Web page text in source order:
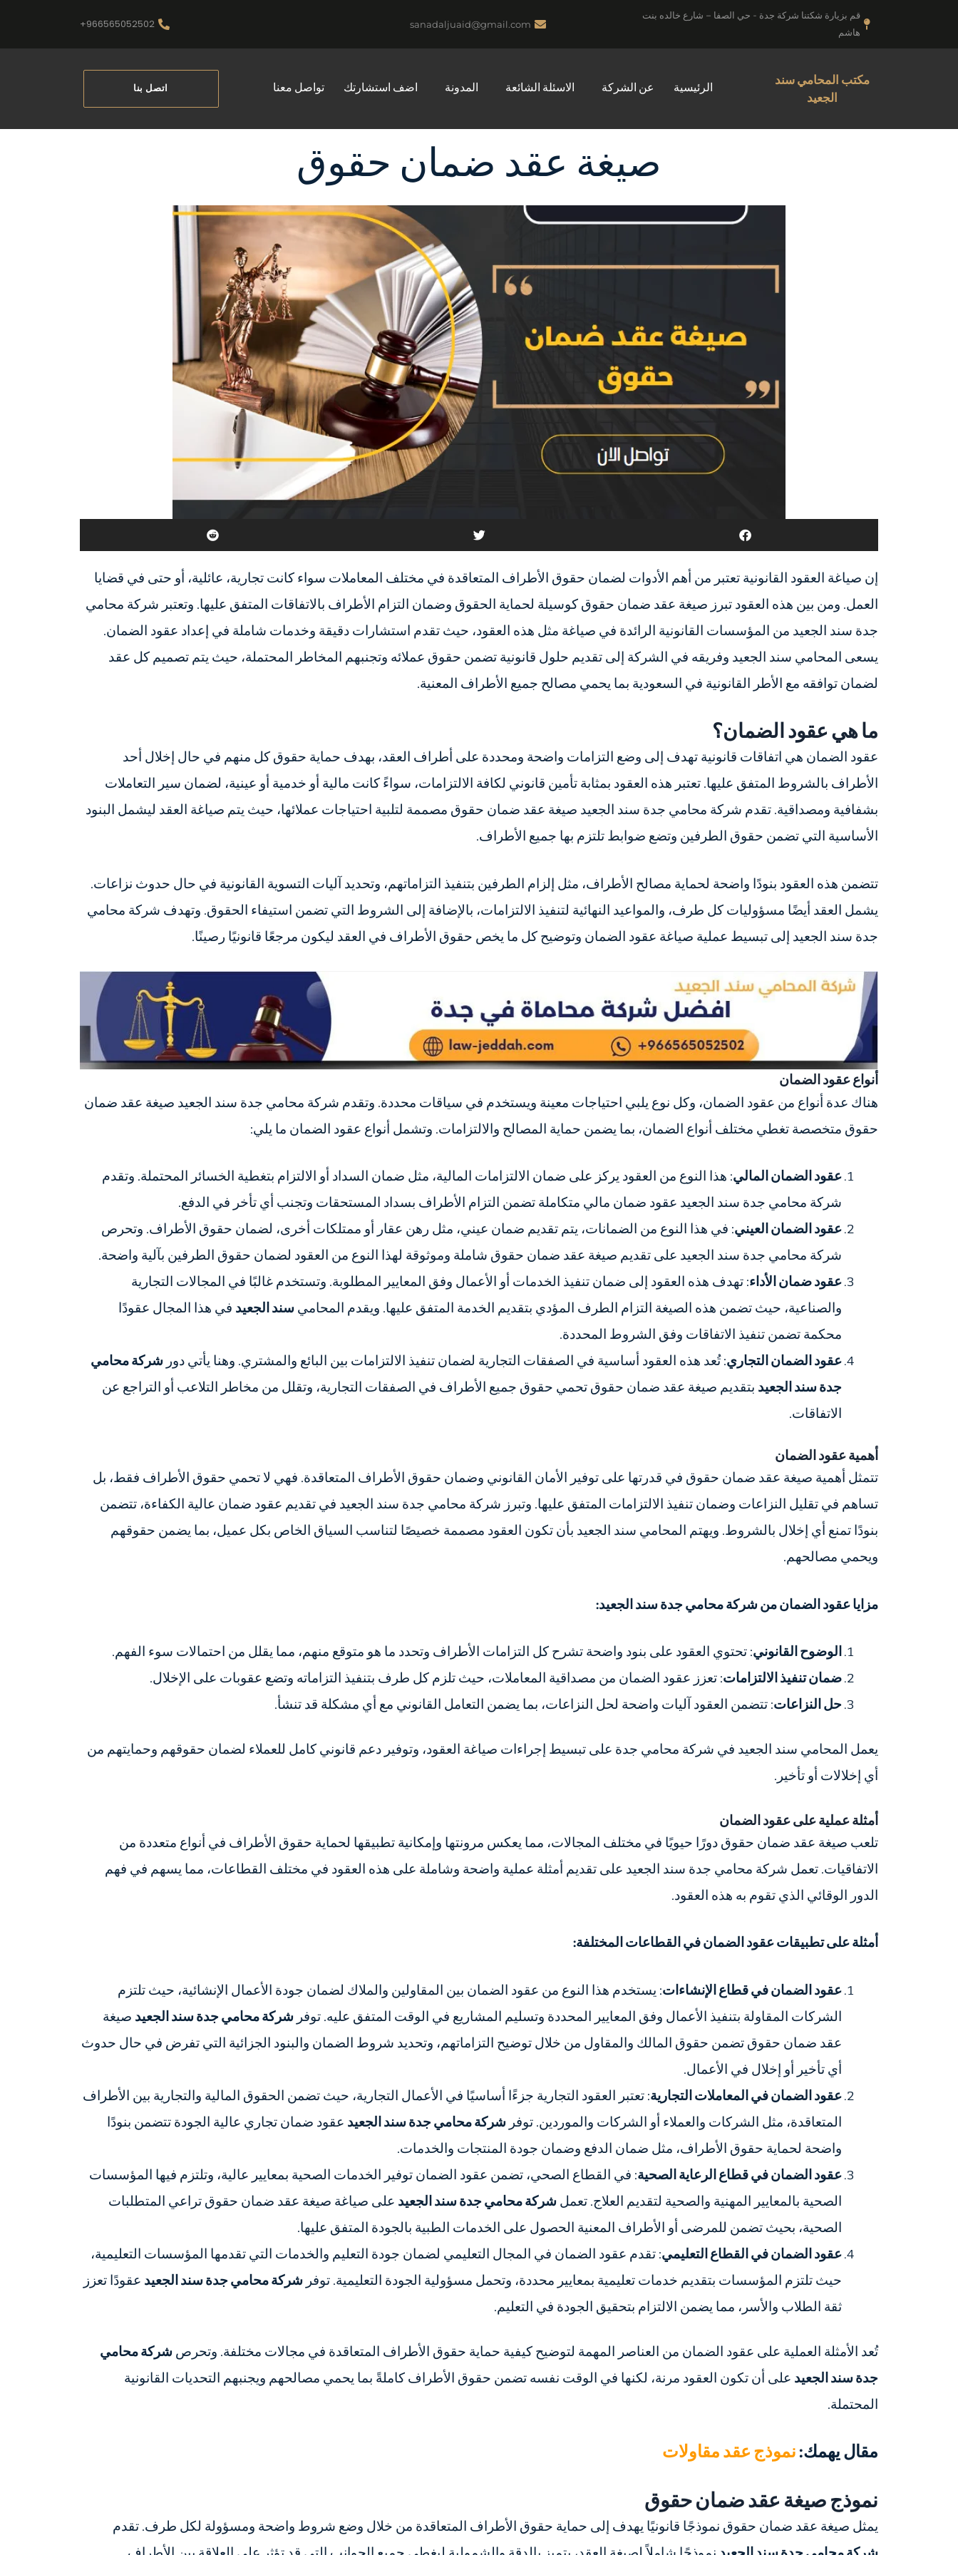
قم بزيارة شكتنا شركة جدة - حي الصفا – شارع خالده بنت
هاشم
sanadaljuaid@gmail.com
966565052502+
مكتب المحامي سند
الجعيد
الرئيسية عن الشركة الاسئلة الشائعة المدونة اضف استشارتك تواصل معنا اتصل بنا
صيغة عقد ضمان حقوق
إن صياغة العقود القانونية تعتبر من أهم الأدوات لضمان حقوق الأطراف المتعاقدة في مختلف المعاملات سواء كانت تجارية، عائلية، أو حتى في قضايا
العمل. ومن بين هذه العقود تبرز صيغة عقد ضمان حقوق كوسيلة لحماية الحقوق وضمان التزام الأطراف بالاتفاقات المتفق عليها. وتعتبر شركة محامي
جدة سند الجعيد من المؤسسات القانونية الرائدة في صياغة مثل هذه العقود، حيث تقدم استشارات دقيقة وخدمات شاملة في إعداد عقود الضمان.
يسعى المحامي سند الجعيد وفريقه في الشركة إلى تقديم حلول قانونية تضمن حقوق عملائه وتجنبهم المخاطر المحتملة، حيث يتم تصميم كل عقد
لضمان توافقه مع الأطر القانونية في السعودية بما يحمي مصالح جميع الأطراف المعنية.
ما هي عقود الضمان؟
عقود الضمان هي اتفاقات قانونية تهدف إلى وضع التزامات واضحة ومحددة على أطراف العقد، بهدف حماية حقوق كل منهم في حال إخلال أحد
الأطراف بالشروط المتفق عليها. تعتبر هذه العقود بمثابة تأمين قانوني لكافة الالتزامات، سواءً كانت مالية أو خدمية أو عينية، لضمان سير التعاملات
بشفافية ومصداقية. تقدم شركة محامي جدة سند الجعيد صيغة عقد ضمان حقوق مصممة لتلبية احتياجات عملائها، حيث يتم صياغة العقد ليشمل البنود
الأساسية التي تضمن حقوق الطرفين وتضع ضوابط تلتزم بها جميع الأطراف.
تتضمن هذه العقود بنودًا واضحة لحماية مصالح الأطراف، مثل إلزام الطرفين بتنفيذ التزاماتهم، وتحديد آليات التسوية القانونية في حال حدوث نزاعات.
يشمل العقد أيضًا مسؤوليات كل طرف، والمواعيد النهائية لتنفيذ الالتزامات، بالإضافة إلى الشروط التي تضمن استيفاء الحقوق. وتهدف شركة محامي
جدة سند الجعيد إلى تبسيط عملية صياغة عقود الضمان وتوضيح كل ما يخص حقوق الأطراف في العقد ليكون مرجعًا قانونيًا رصينًا.
أنواع عقود الضمان
هناك عدة أنواع من عقود الضمان، وكل نوع يلبي احتياجات معينة ويستخدم في سياقات محددة. وتقدم شركة محامي جدة سند الجعيد صيغة عقد ضمان
حقوق متخصصة تغطي مختلف أنواع الضمان، بما يضمن حماية المصالح والالتزامات. وتشمل أنواع عقود الضمان ما يلي:
عقود الضمان المالي: هذا النوع من العقود يركز على ضمان الالتزامات المالية، مثل ضمان السداد أو الالتزام بتغطية الخسائر المحتملة. وتقدم
شركة محامي جدة سند الجعيد عقود ضمان مالي متكاملة تضمن التزام الأطراف بسداد المستحقات وتجنب أي تأخر في الدفع.
عقود الضمان العيني: في هذا النوع من الضمانات، يتم تقديم ضمان عيني، مثل رهن عقار أو ممتلكات أخرى، لضمان حقوق الأطراف. وتحرص
شركة محامي جدة سند الجعيد على تقديم صيغة عقد ضمان حقوق شاملة وموثوقة لهذا النوع من العقود لضمان حقوق الطرفين بآلية واضحة.
عقود ضمان الأداء: تهدف هذه العقود إلى ضمان تنفيذ الخدمات أو الأعمال وفق المعايير المطلوبة. وتستخدم غالبًا في المجالات التجارية
والصناعية، حيث تضمن هذه الصيغة التزام الطرف المؤدي بتقديم الخدمة المتفق عليها. ويقدم المحامي سند الجعيد في هذا المجال عقودًا
محكمة تضمن تنفيذ الاتفاقات وفق الشروط المحددة.
عقود الضمان التجاري: تُعد هذه العقود أساسية في الصفقات التجارية لضمان تنفيذ الالتزامات بين البائع والمشتري. وهنا يأتي دور شركة محامي
جدة سند الجعيد بتقديم صيغة عقد ضمان حقوق تحمي حقوق جميع الأطراف في الصفقات التجارية، وتقلل من مخاطر التلاعب أو التراجع عن
الاتفاقات.
أهمية عقود الضمان
تتمثل أهمية صيغة عقد ضمان حقوق في قدرتها على توفير الأمان القانوني وضمان حقوق الأطراف المتعاقدة. فهي لا تحمي حقوق الأطراف فقط، بل
تساهم في تقليل النزاعات وضمان تنفيذ الالتزامات المتفق عليها. وتبرز شركة محامي جدة سند الجعيد في تقديم عقود ضمان عالية الكفاءة، تتضمن
بنودًا تمنع أي إخلال بالشروط. ويهتم المحامي سند الجعيد بأن تكون العقود مصممة خصيصًا لتناسب السياق الخاص بكل عميل، بما يضمن حقوقهم
ويحمي مصالحهم.
مزايا عقود الضمان من شركة محامي جدة سند الجعيد:
الوضوح القانوني: تحتوي العقود على بنود واضحة تشرح كل التزامات الأطراف وتحدد ما هو متوقع منهم، مما يقلل من احتمالات سوء الفهم.
ضمان تنفيذ الالتزامات: تعزز عقود الضمان من مصداقية المعاملات، حيث تلزم كل طرف بتنفيذ التزاماته وتضع عقوبات على الإخلال.
حل النزاعات: تتضمن العقود آليات واضحة لحل النزاعات، بما يضمن التعامل القانوني مع أي مشكلة قد تنشأ.
يعمل المحامي سند الجعيد في شركة محامي جدة على تبسيط إجراءات صياغة العقود، وتوفير دعم قانوني كامل للعملاء لضمان حقوقهم وحمايتهم من
أي إخلالات أو تأخير.
أمثلة عملية على عقود الضمان
تلعب صيغة عقد ضمان حقوق دورًا حيويًا في مختلف المجالات، مما يعكس مرونتها وإمكانية تطبيقها لحماية حقوق الأطراف في أنواع متعددة من
الاتفاقيات. تعمل شركة محامي جدة سند الجعيد على تقديم أمثلة عملية واضحة وشاملة على هذه العقود في مختلف القطاعات، مما يسهم في فهم
الدور الوقائي الذي تقوم به هذه العقود.
أمثلة على تطبيقات عقود الضمان في القطاعات المختلفة:
عقود الضمان في قطاع الإنشاءات: يستخدم هذا النوع من عقود الضمان بين المقاولين والملاك لضمان جودة الأعمال الإنشائية، حيث تلتزم
الشركات المقاولة بتنفيذ الأعمال وفق المعايير المحددة وتسليم المشاريع في الوقت المتفق عليه. توفر شركة محامي جدة سند الجعيد صيغة
عقد ضمان حقوق تضمن حقوق المالك والمقاول من خلال توضيح التزاماتهم، وتحديد شروط الضمان والبنود الجزائية التي تفرض في حال حدوث
أي تأخير أو إخلال في الأعمال.
عقود الضمان في المعاملات التجارية: تعتبر العقود التجارية جزءًا أساسيًا في الأعمال التجارية، حيث تضمن الحقوق المالية والتجارية بين الأطراف
المتعاقدة، مثل الشركات والعملاء أو الشركات والموردين. توفر شركة محامي جدة سند الجعيد عقود ضمان تجاري عالية الجودة تتضمن بنودًا
واضحة لحماية حقوق الأطراف، مثل ضمان الدفع وضمان جودة المنتجات والخدمات.
عقود الضمان في قطاع الرعاية الصحية: في القطاع الصحي، تضمن عقود الضمان توفير الخدمات الصحية بمعايير عالية، وتلتزم فيها المؤسسات
الصحية بالمعايير المهنية والصحية لتقديم العلاج. تعمل شركة محامي جدة سند الجعيد على صياغة صيغة عقد ضمان حقوق تراعي المتطلبات
الصحية، بحيث تضمن للمرضى أو الأطراف المعنية الحصول على الخدمات الطبية بالجودة المتفق عليها.
عقود الضمان في القطاع التعليمي: تقدم عقود الضمان في المجال التعليمي لضمان جودة التعليم والخدمات التي تقدمها المؤسسات التعليمية،
حيث تلتزم المؤسسات بتقديم خدمات تعليمية بمعايير محددة، وتحمل مسؤولية الجودة التعليمية. توفر شركة محامي جدة سند الجعيد عقودًا تعزز
ثقة الطلاب والأسر، مما يضمن الالتزام بتحقيق الجودة في التعليم.
تُعد الأمثلة العملية على عقود الضمان من العناصر المهمة لتوضيح كيفية حماية حقوق الأطراف المتعاقدة في مجالات مختلفة. وتحرص شركة محامي
جدة سند الجعيد على أن تكون العقود مرنة، لكنها في الوقت نفسه تضمن حقوق الأطراف كاملةً بما يحمي مصالحهم ويجنبهم التحديات القانونية
المحتملة.
مقال يهمك: نموذج عقد مقاولات
نموذج صيغة عقد ضمان حقوق
يمثل صيغة عقد ضمان حقوق نموذجًا قانونيًا يهدف إلى حماية حقوق الأطراف المتعاقدة من خلال وضع شروط واضحة ومسؤولة لكل طرف. تقدم